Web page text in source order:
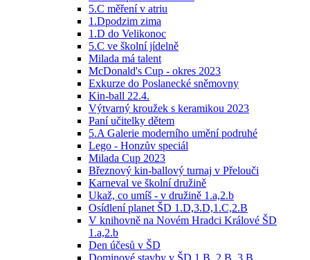
5.C měření v atriu
1.Dpodzim zima
1.D do Velikonoc
5.C ve školní jídelně
Milada má talent
McDonald's Cup - okres 2023
Exkurze do Poslanecké sněmovny
Kin-ball 22.4.
Výtvarný kroužek s keramikou 2023
Paní učitelky dětem
5.A Galerie moderního umění podruhé
Lego - Honzův speciál
Milada Cup 2023
Březnový kin-ballový turnaj v Přelouči
Karneval ve školní družině
Ukaž, co umíš - v družině 1.a,2.b
Osídlení planet ŠD 1.D,3.D,1.C,2.B
V knihovně na Novém Hradci Králové ŠD
1.a,2.b
Den účesů v ŠD